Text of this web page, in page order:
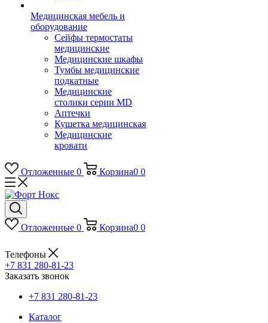
Медицинская мебель и
оборудование
Сейфы термостаты
медицинские
Медицинские шкафы
Тумбы медицинские
подкатные
Медицинские
столики серии MD
Аптечки
Кушетка медицинская
Медицинские
кровати
Отложенные 0 Корзина0 0
Отложенные 0 Корзина0 0
Телефоны
+7 831 280-81-23
Заказать звонок
+7 831 280-81-23
Каталог